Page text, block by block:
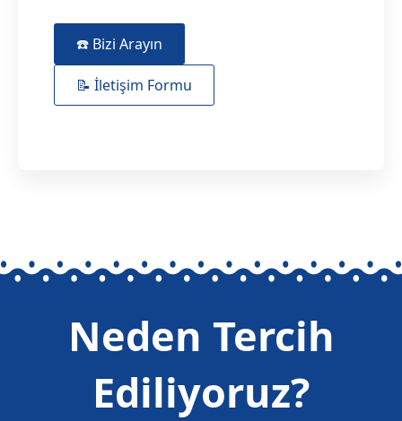
☎️ Bizi Arayın
📝 İletişim Formu
Neden Tercih
Ediliyoruz?